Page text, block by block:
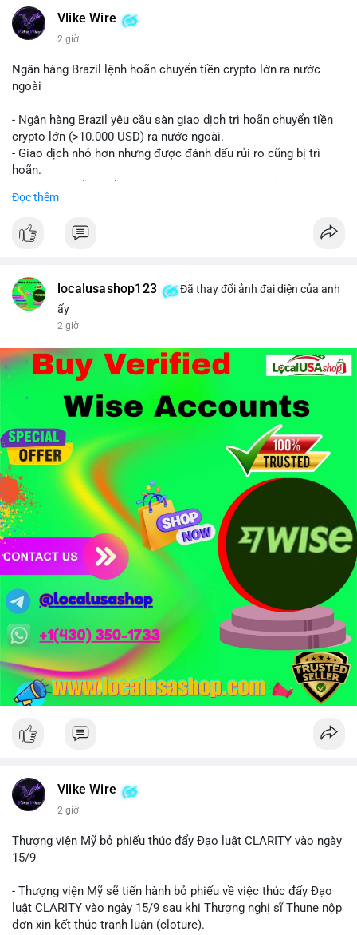
#buyverifiedstripeaccounts
Vlike Wire
2 giờ
Ngân hàng Brazil lệnh hoãn chuyển tiền crypto lớn ra nước
ngoài
- Ngân hàng Brazil yêu cầu sàn giao dịch trì hoãn chuyển tiền
crypto lớn (>10.000 USD) ra nước ngoài.
- Giao dịch nhỏ hơn nhưng được đánh dấu rủi ro cũng bị trì
hoãn.
#vlikevn #titanbot
📰 Nguồn: CoinDesk
Đọc thêm
localusashop123
Đã thay đổi ảnh đại diện của anh
ấy
2 giờ
Vlike Wire
2 giờ
Thượng viện Mỹ bỏ phiếu thúc đẩy Đạo luật CLARITY vào ngày
15/9
- Thượng viện Mỹ sẽ tiến hành bỏ phiếu về việc thúc đẩy Đạo
luật CLARITY vào ngày 15/9 sau khi Thượng nghị sĩ Thune nộp
đơn xin kết thúc tranh luận (cloture).